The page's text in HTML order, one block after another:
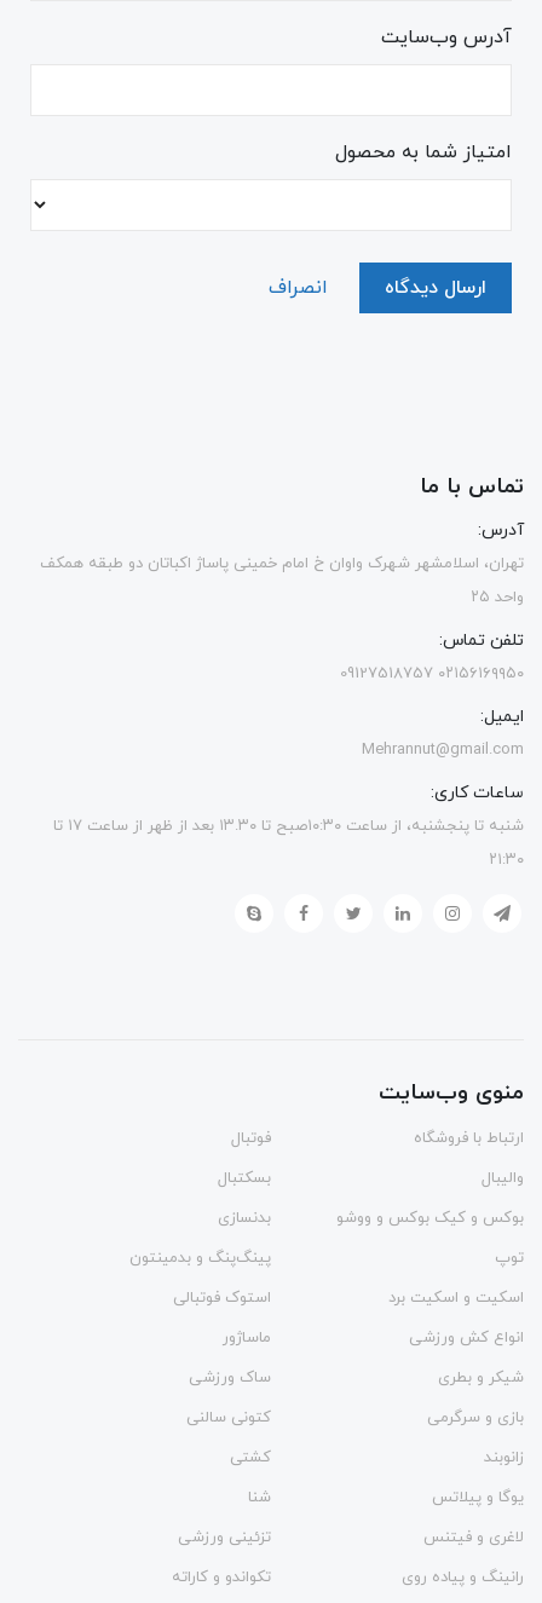
آدرس وب‌سایت
امتیاز شما به محصول
ارسال دیدگاه انصراف
تماس با ما
آدرس:
تهران، اسلامشهر شهرک واوان خ امام خمینی پاساژ اکباتان دو طبقه همکف
واحد ۲۵
تلفن تماس:
۰۲۱۵۶۱۶۹۹۵۰ 09127518757
ایمیل:
Mehrannut@gmail.com
ساعات کاری:
شنبه تا پنجشنبه، از ساعت ۱۰:۳۰صبح تا ۱۳.۳۰ بعد از ظهر از ساعت ۱۷ تا
۲۱:۳۰
منوی وب‌سایت
ارتباط با فروشگاه
فوتبال
والیبال
بسکتبال
بوکس و کیک بوکس و ووشو
بدنسازی
توپ
پینگ‌پنگ و بدمينتون
اسکیت و اسکیت برد
استوک فوتبالی
انواع کش ورزشی
ماساژور
شیکر و بطری
ساک ورزشی
بازی و سرگرمی
کتونی سالنی
زانوبند
کشتی
یوگا و پیلاتس
شنا
لاغری و فیتنس
تزئینی ورزشی
رانینگ و پیاده روی
تکواندو و کاراته